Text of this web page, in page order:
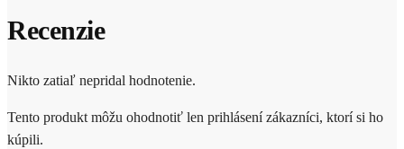
Recenzie
Nikto zatiaľ nepridal hodnotenie.
Tento produkt môžu ohodnotiť len prihlásení zákazníci, ktorí si ho
kúpili.